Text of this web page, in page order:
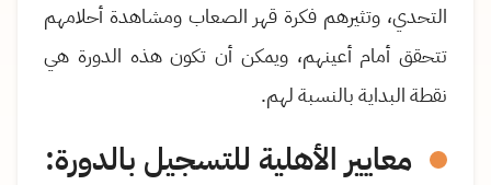
التحدي، وتثيرهم فكرة قهر الصعاب ومشاهدة أحلامهم
تتحقق أمام أعينهم، ويمكن أن تكون هذه الدورة هي
نقطة البداية بالنسبة لهم.
معايير الأهلية للتسجيل بالدورة: